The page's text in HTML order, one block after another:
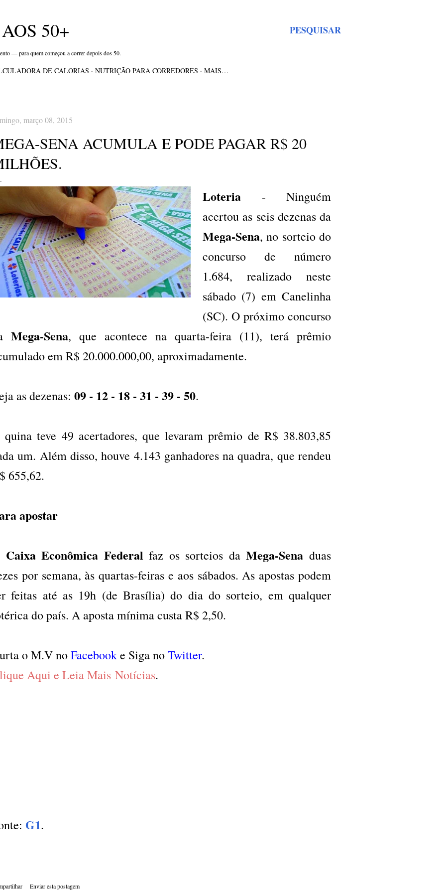
PESQUISAR
50+
— para quem começou a correr depois dos 50.
DE CALORIAS NUTRIÇÃO PARA CORREDORES MAIS…
março 08, 2015
SENA ACUMULA E PODE PAGAR R$ 20
Loteria - Ninguém
acertou as seis dezenas da
Mega-Sena, no sorteio do
concurso de número
1.684, realizado neste
sábado (7) em Canelinha
(SC). O próximo concurso
Mega-Sena, que acontece na quarta-feira (11), terá prêmio
em R$ 20.000.000,00, aproximadamente.
as dezenas: 09 - 12 - 18 - 31 - 39 - 50.
teve 49 acertadores, que levaram prêmio de R$ 38.803,85
um. Além disso, houve 4.143 ganhadores na quadra, que rendeu
655,62.
apostar
Caixa Econômica Federal faz os sorteios daMega-Senaduas
por semana, às quartas-feiras e aos sábados. As apostas podem
feitas até as 19h (de Brasília) do dia do sorteio, em qualquer
do país. A aposta mínima custa R$ 2,50.
o M.V noFacebooke Siga noTwitter.
Aqui e Leia Mais Notícias.
G1.
Enviar esta postagem